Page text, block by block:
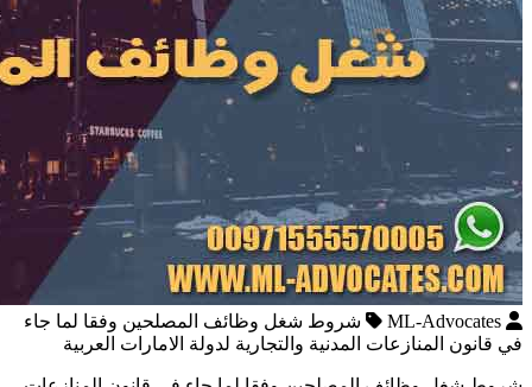
ML-Advocates
شروط شغل وظائف المصلحين وفقا لما جاء
في قانون المنازعات المدنية والتجارية لدولة الامارات العربية